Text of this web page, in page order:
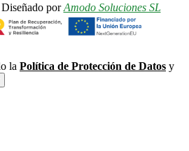
porAmodo Soluciones SL
la Política de Protección de Datos y